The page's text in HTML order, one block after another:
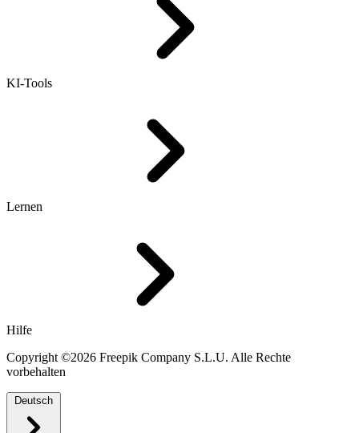
KI-Tools
Lernen
Hilfe
Copyright ©2026 Freepik Company S.L.U. Alle Rechte
vorbehalten
Deutsch